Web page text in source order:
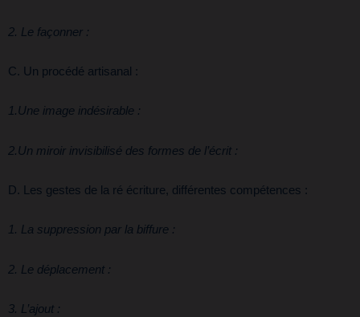
2. Le façonner :
C. Un procédé artisanal :
1.Une image indésirable :
2.Un miroir invisibilisé des formes de l’écrit :
D. Les gestes de la ré écriture, différentes compétences :
1. La suppression par la biffure :
2. Le déplacement :
3. L’ajout :